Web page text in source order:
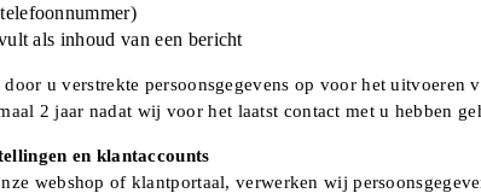
als inhoud van een bericht
u verstrekte persoonsgegevens op voor het
2 jaar nadat wij voor het laatst contact met u hebben
en klantaccounts
webshop of klantportaal, verwerken wij